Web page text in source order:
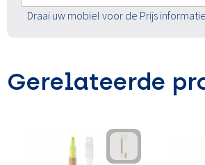
Draai uw mobiel voor de Prijs informatie
Gerelateerde